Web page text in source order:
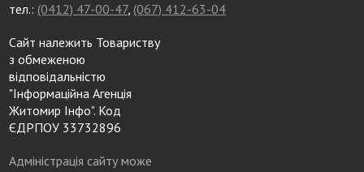
тел.: (0412) 47-00-47, (067) 412-63-04
Сайт належить Товариству
з обмеженою
відповідальністю
"Інформаційна Агенція
Житомир Інфо". Код
ЄДРПОУ 33732896
Адміністрація сайту може